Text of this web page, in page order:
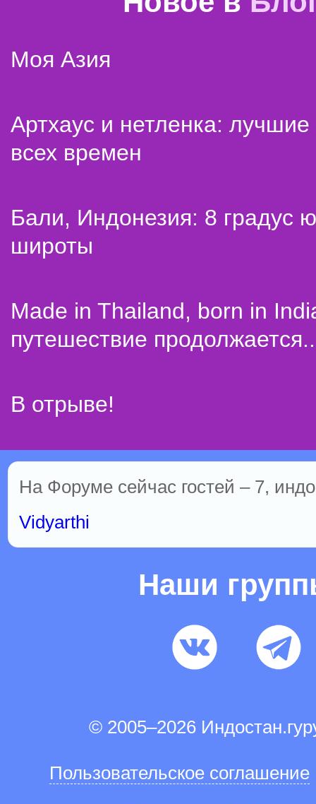
Моя Азия
Артхаус и нетленка:
всех времен
Бали, Индонезия: 8 градус
широты
Made in Thailand, born in
путешествие
В отрыве!
На Форуме сейчас гостей – 7,
Vidyarthi
Наши
© 2005–2026
Пользовательское соглашение